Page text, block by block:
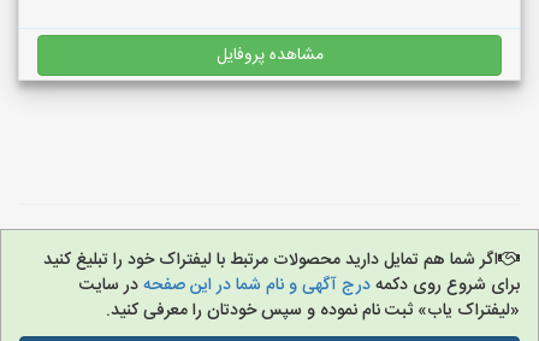
مشاهده پروفایل
اگر شما هم تمایل دارید محصولات مرتبط با لیفتراک خود را تبلیغ کنید
برای شروع روی دکمهدرج آگهی و نام شما در این صفحهدر سایت
«لیفتراک یاب» ثبت نام نموده و سپس خودتان را معرفی کنید.